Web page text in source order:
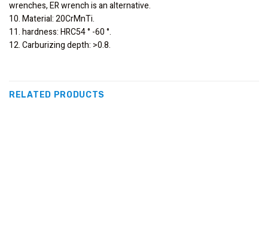
wrenches, ER wrench is an alternative.
10. Material: 20CrMnTi.
11. hardness: HRC54 ° -60 °.
12. Carburizing depth: >0.8.
RELATED PRODUCTS